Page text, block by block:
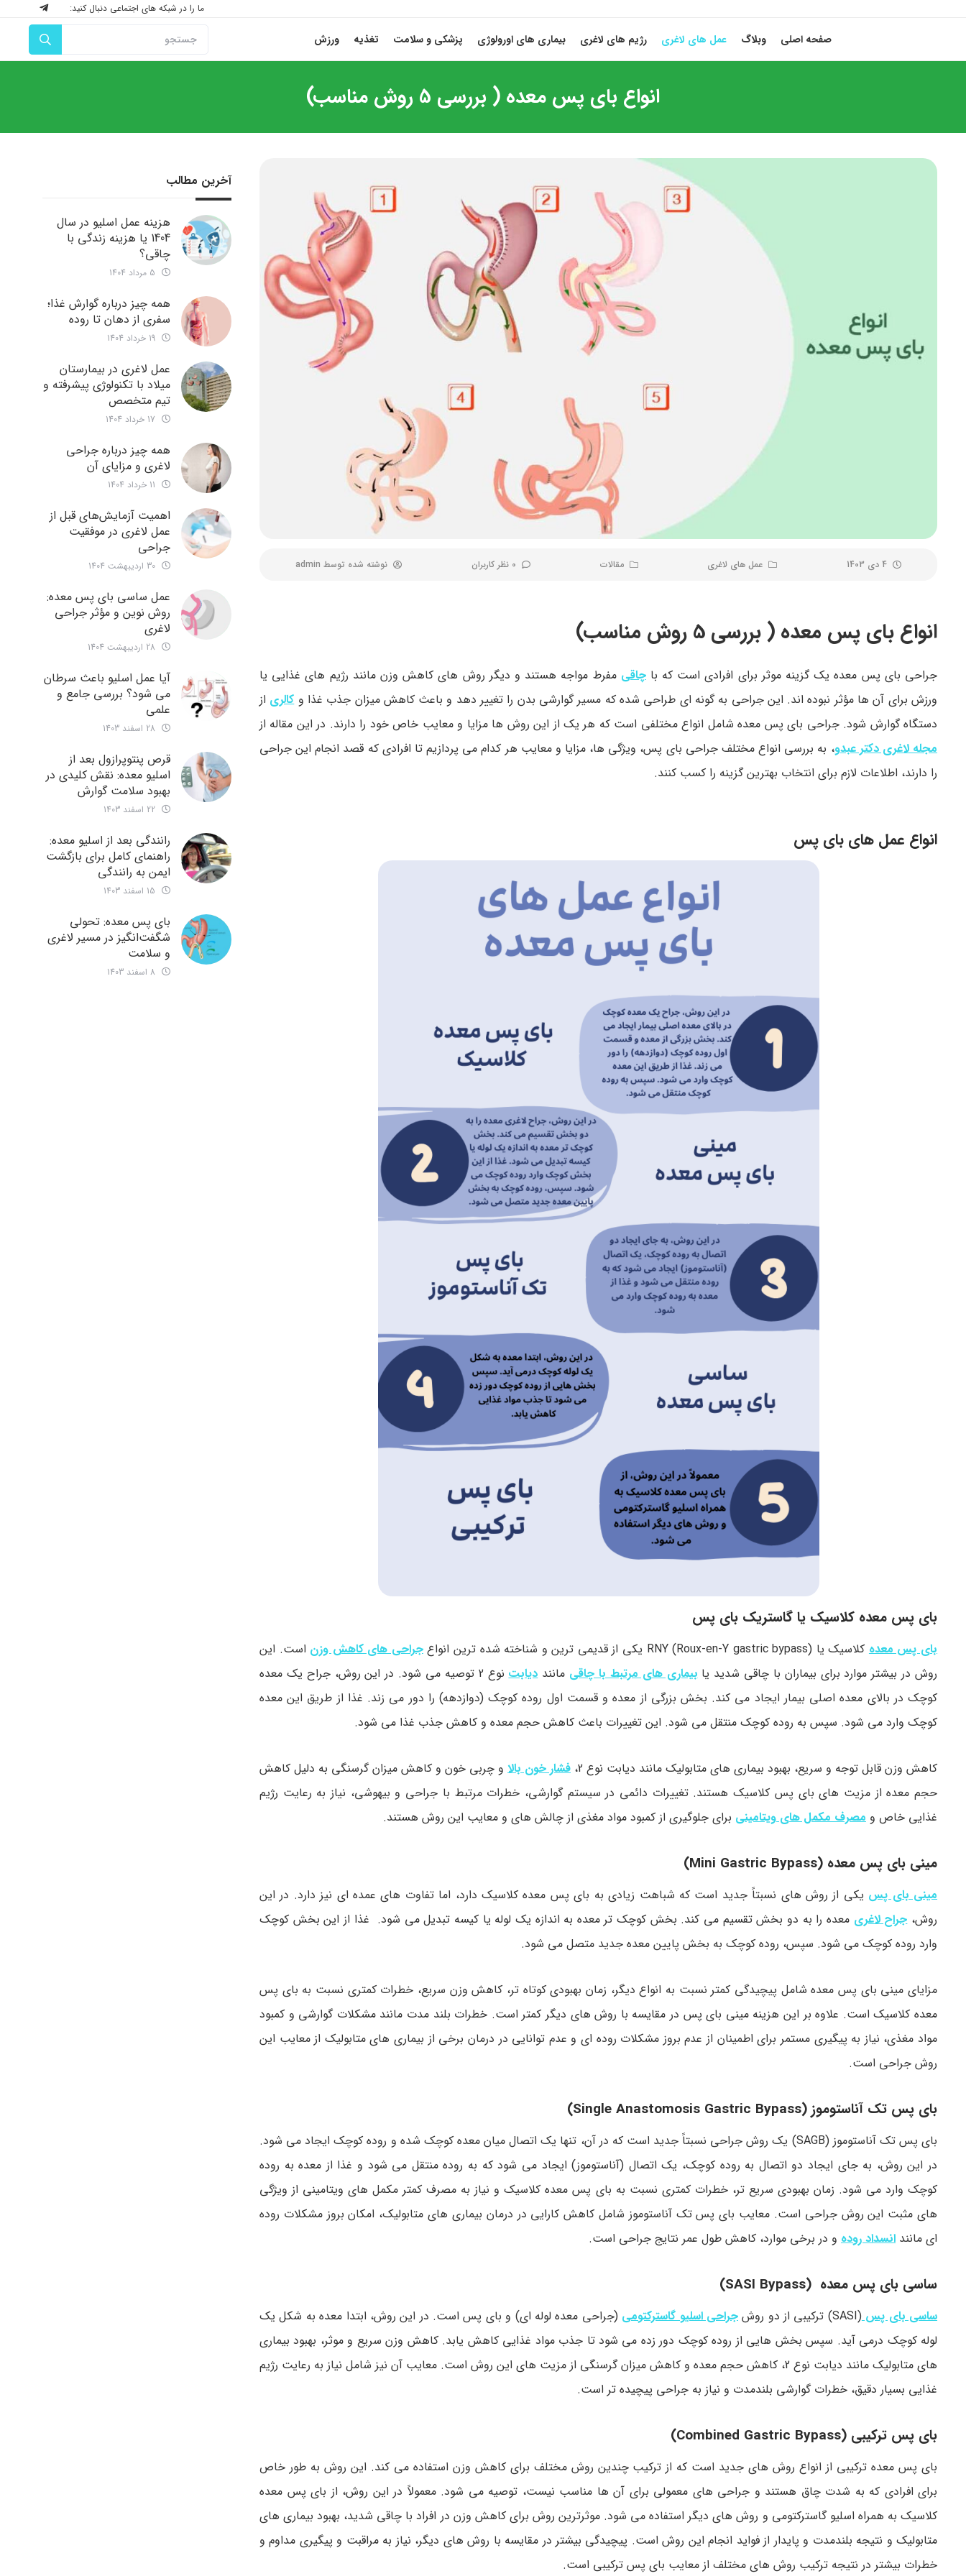
ما را در شبکه های اجتماعی دنبال کنید:
صفحه اصلی وبلاگ عمل های لاغری رژیم های لاغری بیماری های اورولوژی پزشکی و سلامت تغذیه ورزش
انواع بای پس معده ( بررسی 5 روش مناسب)
4 دی 1403 عمل های لاغری مقالات 0 نظر کاربران نوشته شده توسط admin
انواع بای پس معده ( بررسی 5 روش مناسب)
جراحی بای پس معده یک گزینه موثر برای افرادی است که باچاقی مفرط مواجه هستند و دیگر روش های کاهش وزن مانند رژیم های غذایی یا
ورزش برای آن ها مؤثر نبوده اند. این جراحی به گونه ای طراحی شده که مسیر گوارشی بدن را تغییر دهد و باعث کاهش میزان جذب غذا وکالری از
دستگاه گوارش شود. جراحی بای پس معده شامل انواع مختلفی است که هر یک از این روش ها مزایا و معایب خاص خود را دارند. در این مقاله از
مجله لاغری دکتر عبدو، به بررسی انواع مختلف جراحی بای پس، ویژگی ها، مزایا و معایب هر کدام می پردازیم تا افرادی که قصد انجام این جراحی
را دارند، اطلاعات لازم برای انتخاب بهترین گزینه را کسب کنند.
انواع عمل های بای پس
بای پس معده کلاسیک یا گاستریک بای پس
بای پس معده کلاسیک یا RNY (Roux-en-Y gastric bypass) یکی از قدیمی ترین و شناخته شده ترین انواع جراحی های کاهش وزن است. این
روش در بیشتر موارد برای بیماران با چاقی شدید یابیماری های مرتبط با چاقی ماننددیابت
نوع 2 توصیه می شود. در این روش، جراح یک معده
کوچک در بالای معده اصلی بیمار ایجاد می کند. بخش بزرگی از معده و قسمت اول روده کوچک (دوازدهه) را دور می زند. غذا از طریق این معده
کوچک وارد می شود. سپس به روده کوچک منتقل می شود. این تغییرات باعث کاهش حجم معده و کاهش جذب غذا می شود.
کاهش وزن قابل توجه و سریع، بهبود بیماری های متابولیک مانند دیابت نوع 2، فشار خون بالا و چربی خون و کاهش میزان گرسنگی به دلیل کاهش
حجم معده از مزیت های بای پس کلاسیک هستند. تغییرات دائمی در سیستم گوارشی، خطرات مرتبط با جراحی و بیهوشی، نیاز به رعایت رژیم
غذایی خاص و مصرف مکمل های ویتامینی برای جلوگیری از کمبود مواد مغذی از چالش های و معایب این روش هستند.
مینی بای پس معده (Mini Gastric Bypass)
مینی بای پس یکی از روش های نسبتاً جدید است که شباهت زیادی به بای پس معده کلاسیک دارد، اما تفاوت های عمده ای نیز دارد. در این
روش،جراح لاغری معده را به دو بخش تقسیم می کند. بخش کوچک تر معده به اندازه یک لوله یا کیسه تبدیل می شود. غذا از این بخش کوچک
وارد روده کوچک می شود. سپس، روده کوچک به بخش پایین معده جدید متصل می شود.
مزایای مینی بای پس معده شامل پیچیدگی کمتر نسبت به انواع دیگر، زمان بهبودی کوتاه تر، کاهش وزن سریع، خطرات کمتری نسبت به بای پس
معده کلاسیک است. علاوه بر این هزینه مینی بای پس در مقایسه با روش های دیگر کمتر است. خطرات بلند مدت مانند مشکلات گوارشی و کمبود
مواد مغذی، نیاز به پیگیری مستمر برای اطمینان از عدم بروز مشکلات روده ای و عدم توانایی در درمان برخی از بیماری های متابولیک از معایب این
روش جراحی است.
بای پس تک آناستوموز (Single Anastomosis Gastric Bypass)
بای پس تک آناستوموز (SAGB) یک روش جراحی نسبتاً جدید است که در آن، تنها یک اتصال میان معده کوچک شده و روده کوچک ایجاد می شود.
در این روش، به جای ایجاد دو اتصال به روده کوچک، یک اتصال (آناستوموز) ایجاد می شود که به روده منتقل می شود و غذا از معده به روده
کوچک وارد می شود. زمان بهبودی سریع تر، خطرات کمتری نسبت به بای پس معده کلاسیک و نیاز به مصرف کمتر مکمل های ویتامینی از ویژگی
های مثبت این روش جراحی است. معایب بای پس تک آناستوموز شامل کاهش کارایی در درمان بیماری های متابولیک، امکان بروز مشکلات روده
ای مانند انسداد روده و در برخی موارد، کاهش طول عمر نتایج جراحی است.
ساسی بای پس معده (SASI Bypass)
ساسی بای پس(SASI) ترکیبی از دو روش جراحی اسلیو گاسترکتومی (جراحی معده لوله ای) و بای پس است. در این روش، ابتدا معده به شکل یک
لوله کوچک درمی آید. سپس بخش هایی از روده کوچک دور زده می شود تا جذب مواد غذایی کاهش یابد. کاهش وزن سریع و موثر، بهبود بیماری
های متابولیک مانند دیابت نوع 2، کاهش حجم معده و کاهش میزان گرسنگی از مزیت های این روش است. معایب آن نیز شامل نیاز به رعایت رژیم
غذایی بسیار دقیق، خطرات گوارشی بلندمدت و نیاز به جراحی پیچیده تر است.
بای پس ترکیبی (Combined Gastric Bypass)
بای پس معده ترکیبی از انواع روش های جدید است که از ترکیب چندین روش مختلف برای کاهش وزن استفاده می کند. این روش به طور خاص
برای افرادی که به شدت چاق هستند و جراحی های معمولی برای آن ها مناسب نیست، توصیه می شود. معمولاً در این روش، از بای پس معده
کلاسیک به همراه اسلیو گاسترکتومی و روش های دیگر استفاده می شود. موثرترین روش برای کاهش وزن در افراد با چاقی شدید، بهبود بیماری های
متابولیک و نتیجه بلندمدت و پایدار از فواید انجام این روش است. پیچیدگی بیشتر در مقایسه با روش های دیگر، نیاز به مراقبت و پیگیری مداوم و
خطرات بیشتر در نتیجه ترکیب روش های مختلف از معایب بای پس ترکیبی است.
آخرین مطالب
هزینه عمل اسلیو در سال
1404 یا هزینه زندگی با
چاقی؟
همه چیز درباره گوارش غذا؛
سفری از دهان تا روده
عمل لاغری در بیمارستان
میلاد با تکنولوژی پیشرفته و
تیم متخصص
همه چیز درباره جراحی
لاغری و مزایای آن
اهمیت آزمایش‌های قبل از
عمل لاغری در موفقیت
جراحی
عمل ساسی بای پس معده:
روش نوین و مؤثر جراحی
لاغری
آیا عمل اسلیو باعث سرطان
می شود؟ بررسی جامع و
علمی
قرص پنتوپرازول بعد از
اسلیو معده: نقش کلیدی در
بهبود سلامت گوارش
رانندگی بعد از اسلیو معده:
راهنمای کامل برای بازگشت
ایمن به رانندگی
بای پس معده: تحولی
شگفت‌انگیز در مسیر لاغری
و سلامت